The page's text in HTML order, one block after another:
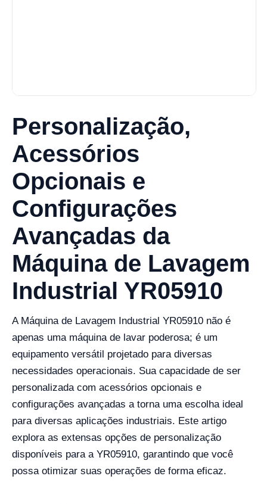
Personalização,
Acessórios
Opcionais e
Configurações
Avançadas da
Máquina de Lavagem
Industrial YR05910
A Máquina de Lavagem Industrial YR05910 não é
apenas uma máquina de lavar poderosa; é um
equipamento versátil projetado para diversas
necessidades operacionais. Sua capacidade de ser
personalizada com acessórios opcionais e
configurações avançadas a torna uma escolha ideal
para diversas aplicações industriais. Este artigo
explora as extensas opções de personalização
disponíveis para a YR05910, garantindo que você
possa otimizar suas operações de forma eficaz.